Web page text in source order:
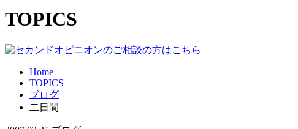
TOPICS
Home
TOPICS
ブログ
二日間